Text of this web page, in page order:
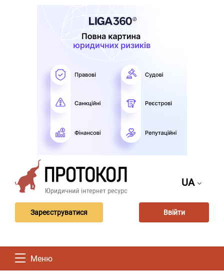
UA
Зареєструватися Ввійти
Меню